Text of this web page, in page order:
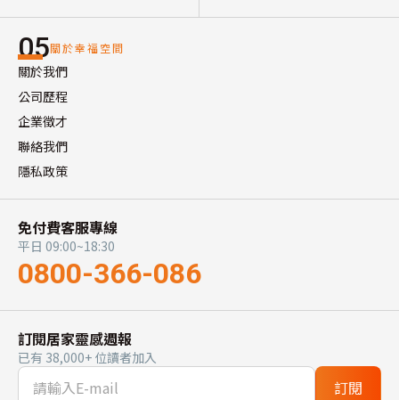
05關於幸福空間
關於我們
公司歷程
企業徵才
聯絡我們
隱私政策
免付費客服專線
平日 09:00~18:30
0800-366-086
訂閱居家靈感週報
已有 38,000+ 位讀者加入
訂閱